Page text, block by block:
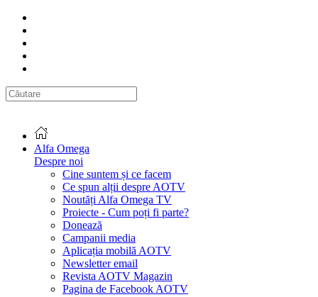
Alfa Omega
Despre noi
Cine suntem și ce facem
Ce spun alții despre AOTV
Noutăți Alfa Omega TV
Proiecte - Cum poți fi parte?
Donează
Campanii media
Aplicația mobilă AOTV
Newsletter email
Revista AOTV Magazin
Pagina de Facebook AOTV